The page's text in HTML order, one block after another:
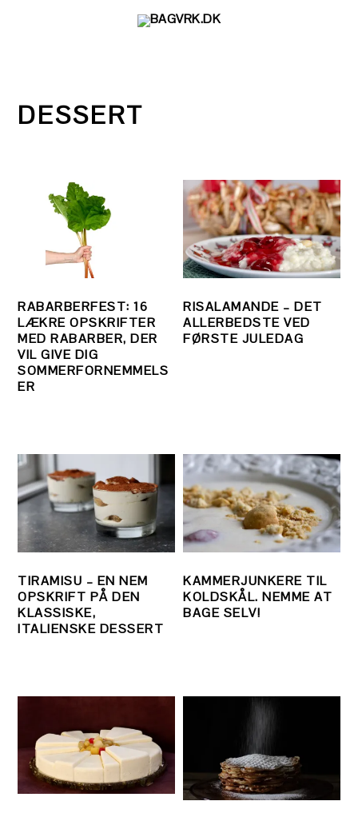
DESSERT
RABARBERFEST: 16
LÆKRE OPSKRIFTER
MED RABARBER, DER
VIL GIVE DIG
SOMMERFORNEMMELS
ER
RISALAMANDE – DET
ALLERBEDSTE VED
FØRSTE JULEDAG
TIRAMISU – EN NEM
OPSKRIFT PÅ DEN
KLASSISKE,
ITALIENSKE DESSERT
KAMMERJUNKERE TIL
KOLDSKÅL. NEMME AT
BAGE SELV!